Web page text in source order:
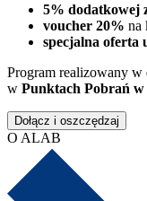
5% dodatkowej
voucher 20% na
specjalna oferta
Program realizowany w
w Punktach Pobrań w
Dołącz i oszczędzaj
O ALAB